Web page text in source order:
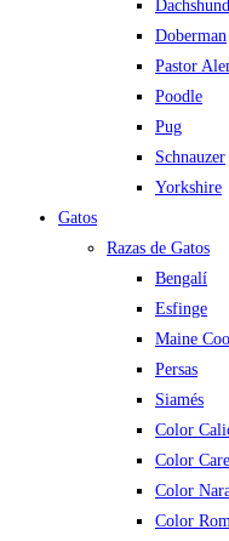
Doberman
Pastor
Poodle
Pug
Schnauzer
Yorkshire
Gatos
Razas de Gatos
Bengalí
Esfinge
Maine
Persas
Siamés
Color
Color
Color
Color